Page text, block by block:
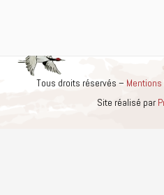
Tous droits réservés –
Site réalisé par